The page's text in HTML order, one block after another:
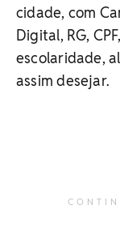
cidade, com
Digital, RG,
escolaridade,
assim desejar.